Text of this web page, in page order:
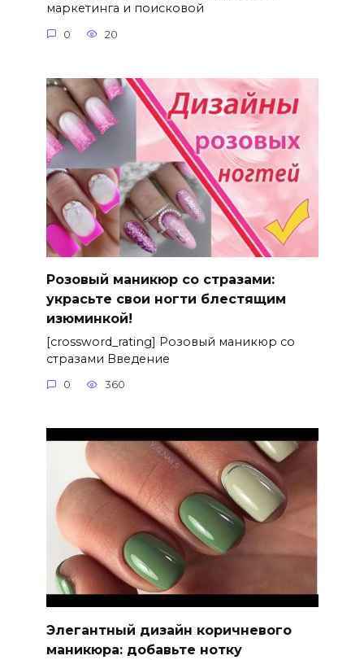
маркетинга и поисковой
0 20
Розовый маникюр со стразами:
украсьте свои ногти блестящим
изюминкой!
[crossword_rating] Розовый маникюр со
стразами Введение
0 360
Элегантный дизайн коричневого
маникюра: добавьте нотку